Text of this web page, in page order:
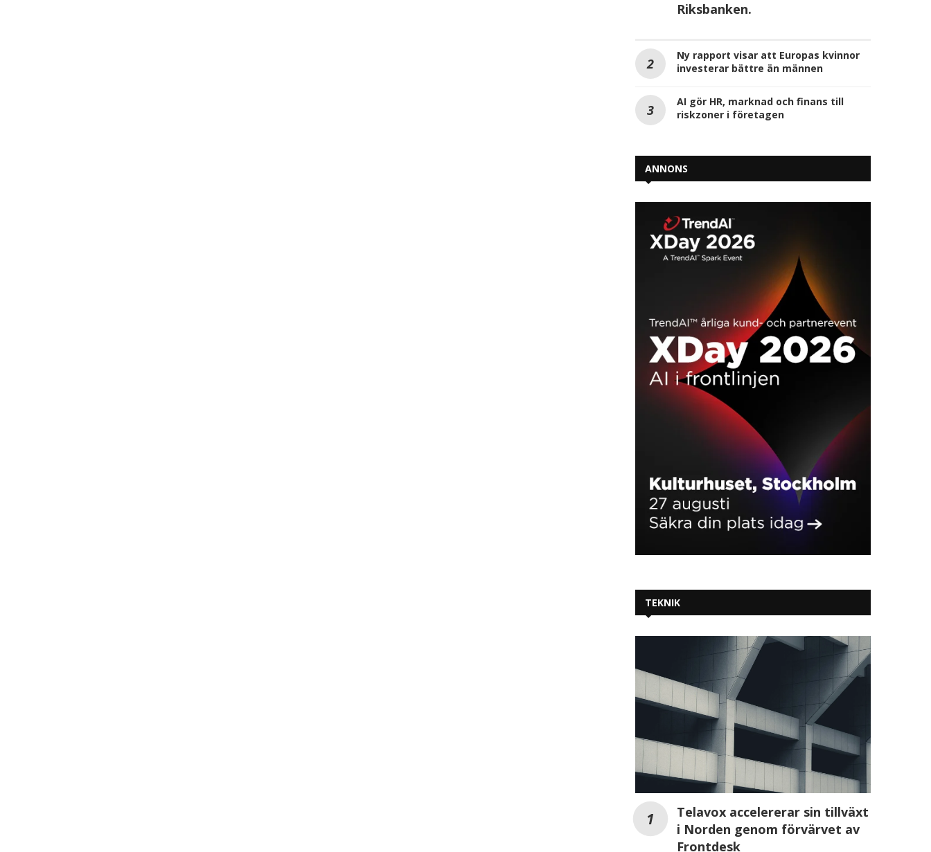
Riksbanken.
Ny rapport visar att Europas kvinnor
investerar bättre än männen
AI gör HR, marknad och finans till
riskzoner i företagen
ANNONS
TEKNIK
Telavox accelererar sin tillväxt
i Norden genom förvärvet av
Frontdesk